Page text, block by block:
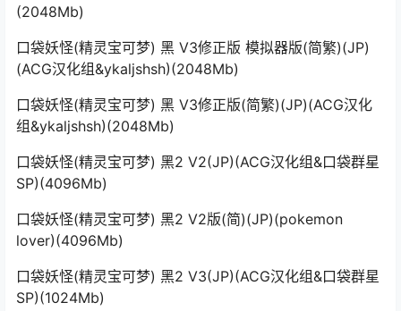
(2048Mb)
口袋妖怪(精灵宝可梦) 黑 V3修正版 模拟器版(简繁)(JP)
(ACG汉化组&ykaljshsh)(2048Mb)
口袋妖怪(精灵宝可梦) 黑 V3修正版(简繁)(JP)(ACG汉化
组&ykaljshsh)(2048Mb)
口袋妖怪(精灵宝可梦) 黑2 V2(JP)(ACG汉化组&口袋群星
SP)(4096Mb)
口袋妖怪(精灵宝可梦) 黑2 V2版(简)(JP)(pokemon
lover)(4096Mb)
口袋妖怪(精灵宝可梦) 黑2 V3(JP)(ACG汉化组&口袋群星
SP)(1024Mb)